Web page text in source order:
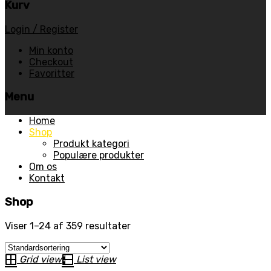
Kurv
Login / Register
Min konto
Checkout
Favoritter
Menu
Skip
Home
Shop
Produkt kategori
Populære produkter
Om os
Kontakt
Shop
Viser 1–24 af 359 resultater
Grid view List view